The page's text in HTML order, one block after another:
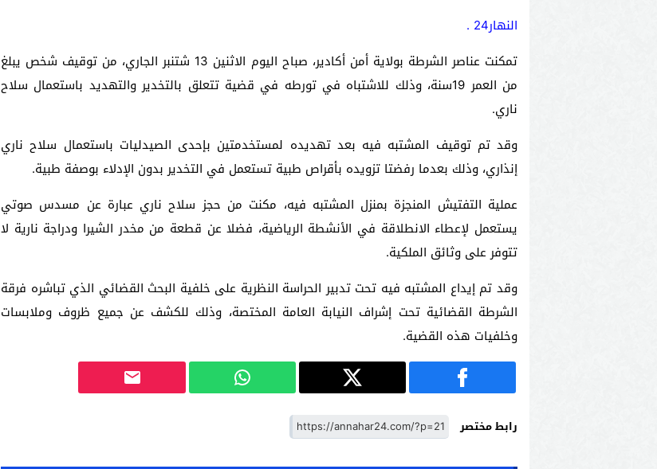
النهار24 .
تمكنت عناصر الشرطة بولاية أمن أكادير، صباح اليوم الاثنين 13 شتنبر الجاري، من توقيف شخص يبلغ
من العمر 19سنة، وذلك للاشتباه في تورطه في قضية تتعلق بالتخدير والتهديد باستعمال سلاح
ناري.
وقد تم توقيف المشتبه فيه بعد تهديده لمستخدمتين بإحدى الصيدليات باستعمال سلاح ناري
إنذاري، وذلك بعدما رفضتا تزويده بأقراص طبية تستعمل في التخدير بدون الإدلاء بوصفة طبية.
عملية التفتيش المنجزة بمنزل المشتبه فيه، مكنت من حجز سلاح ناري عبارة عن مسدس صوتي
يستعمل لإعطاء الانطلاقة في الأنشطة الرياضية، فضلا عن قطعة من مخدر الشيرا ودراجة نارية لا
تتوفر على وثائق الملكية.
وقد تم إيداع المشتبه فيه تحت تدبير الحراسة النظرية على خلفية البحث القضائي الذي تباشره فرقة
الشرطة القضائية تحت إشراف النيابة العامة المختصة، وذلك للكشف عن جميع ظروف وملابسات
وخلفيات هذه القضية.
رابط مختصر